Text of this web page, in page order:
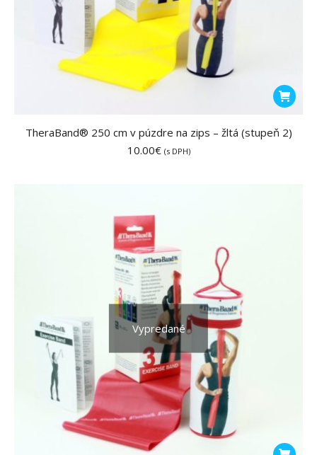
TheraBand® 250 cm v púzdre na zips – žltá (stupeň 2)
10.00€ (s DPH)
Vypredané